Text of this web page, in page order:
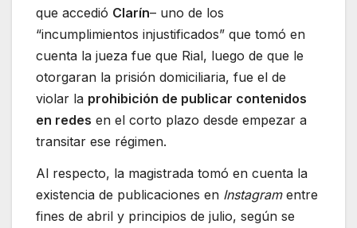
que accedió Clarín– uno de los
“incumplimientos injustificados” que tomó en
cuenta la jueza fue que Rial, luego de que le
otorgaran la prisión domiciliaria, fue el de
violar la prohibición de publicar contenidos
en redes en el corto plazo desde empezar a
transitar ese régimen.
Al respecto, la magistrada tomó en cuenta la
existencia de publicaciones en Instagramentre
fines de abril y principios de julio, según se